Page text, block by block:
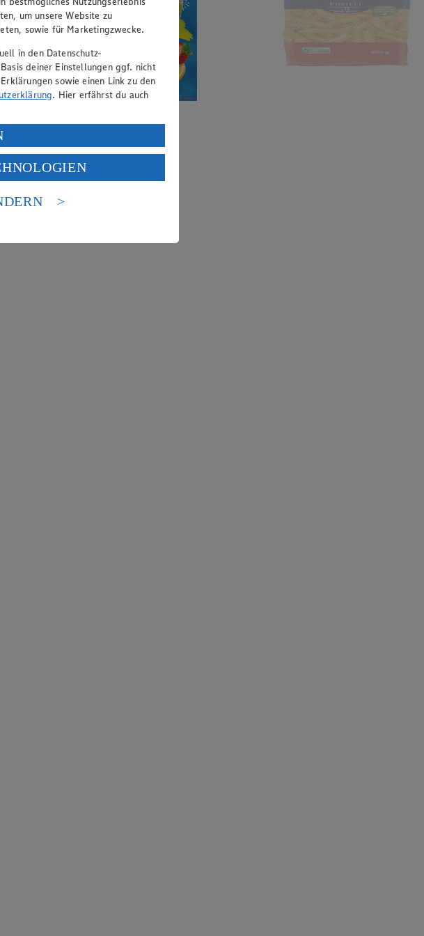
um unsere Website zu
sowie für Marketingzwecke.
in den Datenschutz-
deiner Einstellungen ggf. nicht
sowie einen Link zu den
. Hier erfährst du auch
Facebook und YouTube:
49 Abs. 1 Satz 1 lit. a) DSGVO
sieht die USA als Land mit
an. Es besteht das